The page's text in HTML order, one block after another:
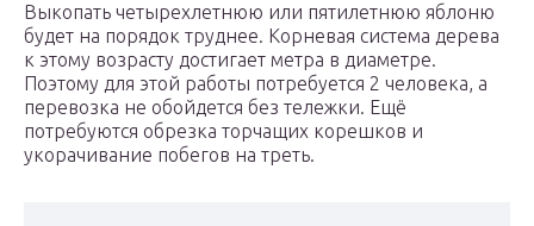
Выкопать четырехлетнюю или пятилетнюю яблоню
будет на порядок труднее. Корневая система дерева
к этому возрасту достигает метра в диаметре.
Поэтому для этой работы потребуется 2 человека, а
перевозка не обойдется без тележки. Ещё
потребуются обрезка торчащих корешков и
укорачивание побегов на треть.